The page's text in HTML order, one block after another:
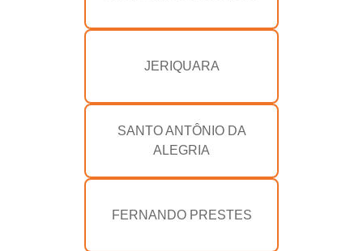
JERIQUARA
SANTO ANTÔNIO DA
ALEGRIA
FERNANDO PRESTES